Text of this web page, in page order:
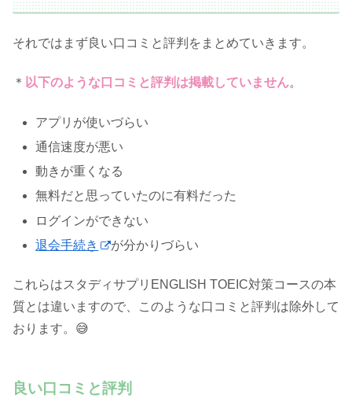
それではまず良い口コミと評判をまとめていきます。
＊ 以下のような口コミと評判は掲載していません。
アプリが使いづらい
通信速度が悪い
動きが重くなる
無料だと思っていたのに有料だった
ログインができない
退会手続き
が分かりづらい
これらはスタディサプリENGLISH TOEIC対策コースの本
質とは違いますので、このような口コミと評判は除外して
おります。😅
良い口コミと評判